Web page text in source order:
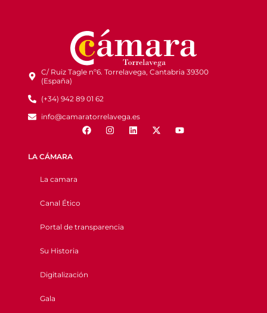
C/ Ruiz Tagle nº6. Torrelavega, Cantabria 39300
(España)
(+34) 942 89 01 62
info@camaratorrelavega.es
LA CÁMARA
La camara
Canal Ético
Portal de transparencia
Su Historia
Digitalización
Gala